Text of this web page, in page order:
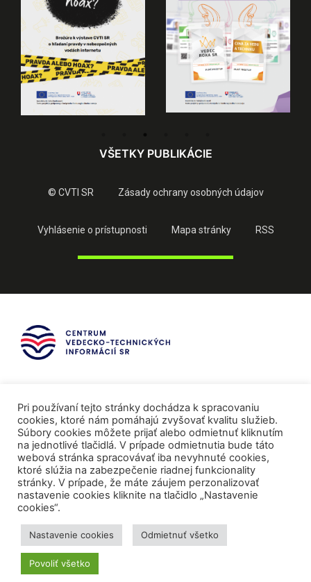
VŠETKY PUBLIKÁCIE
© CVTI SR Zásady ochrany osobných údajov
Vyhlásenie o prístupnosti Mapa stránky RSS
Mediálni partneri
Pri používaní tejto stránky dochádza k spracovaniu
cookies, ktoré nám pomáhajú zvyšovať kvalitu služieb.
Súbory cookies môžete prijať alebo odmietnuť kliknutím
na jednotlivé tlačidlá. V prípade odmietnutia bude táto
webová stránka spracovávať iba nevyhnuté cookies,
ktoré slúžia na zabezpečenie riadnej funkcionality
stránky. V prípade, že máte záujem perzonalizovať
nastavenie cookies kliknite na tlačidlo „Nastavenie
cookies“.
Nastavenie cookies Odmietnuť všetko
Povoliť všetko